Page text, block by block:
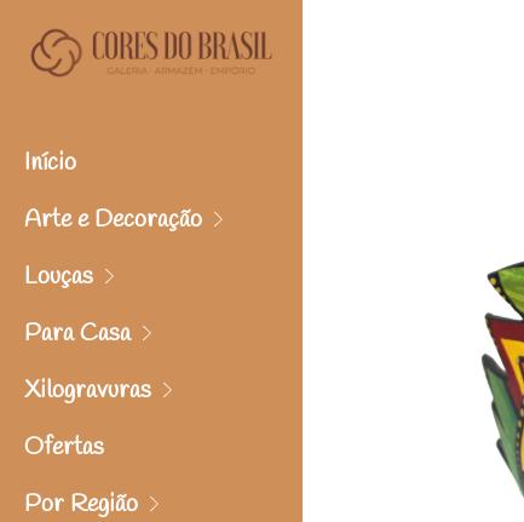
Início
Arte e Decoração
Louças
Para Casa
Xilogravuras
Ofertas
Por Região